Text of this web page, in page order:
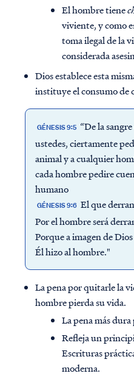
El hombre tiene
viviente, y como
toma ilegal de la
considerada
Dios establece esta
instituye el consumo de
GÉNESIS 9:5 “De la
ustedes, ciertamente
animal y a cualquier
cada hombre pedire
humano
GÉNESIS 9:6 El que
Por el hombre será
Porque a imagen de Dios
Él hizo al hombre."
La pena por quitarle la
hombre pierda su vida.
La pena más
Refleja un
Escrituras
moderna.